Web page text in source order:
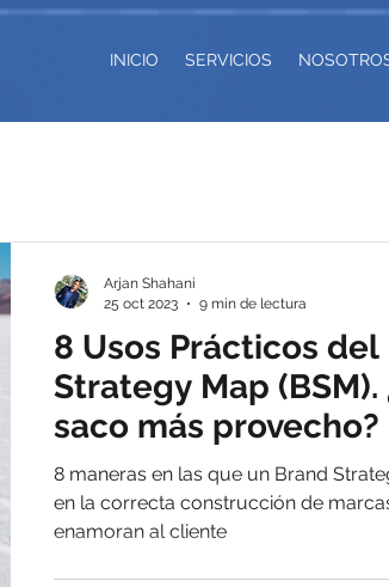
INICIO SERVICIOS
8 Usos Prácticos del
Strategy Map (BSM).
saco más provecho?
8 maneras en las que un Brand
en la correcta construcción de
enamoran al cliente
Arjan Shahani
25 oct 2023
9 min de lectura